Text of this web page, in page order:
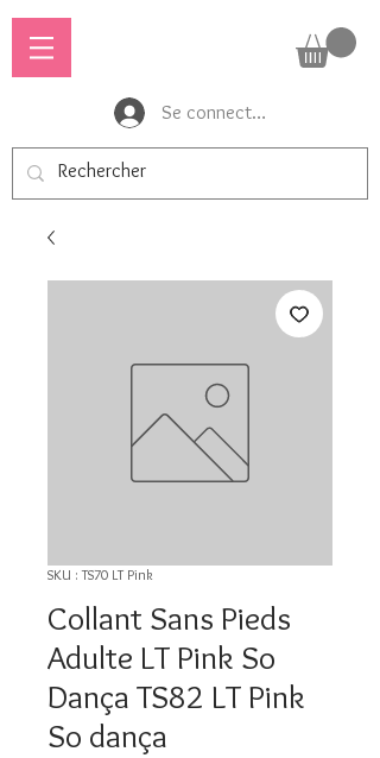
Se connecter
SKU : TS70 LT Pink
Collant Sans Pieds
Adulte LT Pink So
Dança TS82 LT Pink
So dança